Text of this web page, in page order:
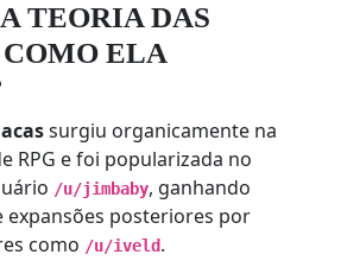
TEORIA DAS
COMO ELA
surgiu organicamente na
RPG e foi popularizada no
/u/jimbaby, ganhando
expansões posteriores por
como /u/iveld.